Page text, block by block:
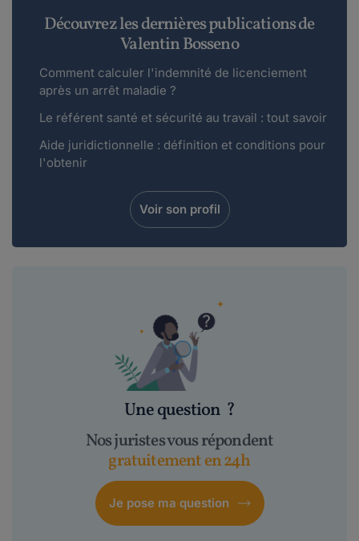
Découvrez les dernières publications de
Valentin Bosseno
Comment calculer l'indemnité de licenciement
après un arrêt maladie ?
Le référent santé et sécurité au travail : tout savoir
Aide juridictionnelle : définition et conditions pour
l'obtenir
Voir son profil
Une question ?
Nos juristes vous répondent
gratuitement en 24h
Je pose ma question